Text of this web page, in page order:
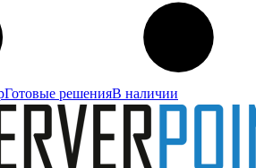
Готовые решенияВ наличии